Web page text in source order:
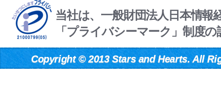
当社は、一般財団法人日本情報
「プライバシーマーク」制度
Copyright©2013 Stars and Hearts. All